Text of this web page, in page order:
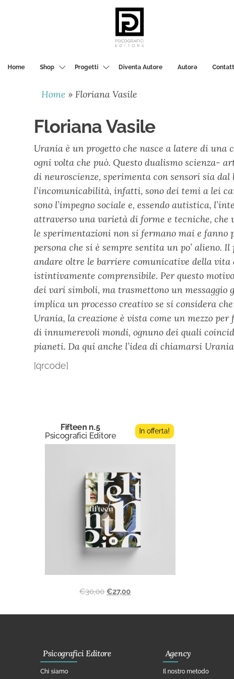
Home Shop Progetti Diventa Autore Autorә
Home »Floriana Vasile
Floriana Vasile
Urania è un progetto che nasce a latere di una
ogni volta che può. Questo dualismo scienza-
di neuroscienze, sperimenta con sensori sia
l’incomunicabilità, infatti, sono dei temi a lei
sono l’impegno sociale e, essendo autistica,
attraverso una varietà di forme e tecniche,
le sperimentazioni non si fermano mai e fanno
persona che si è sempre sentita un po’ alieno.
andare oltre le barriere comunicative della
istintivamente comprensibile. Per questo
dei vari simboli, ma trasmettono un messaggio
implica un processo creativo se si considera
Urania, la creazione è vista come un mezzo
di innumerevoli mondi, ognuno dei quali
pianeti. Da qui anche l’idea di chiamarsi
[qrcode]
Fifteen n.5
Psicografici Editore
In offerta!
€30,00 €27,00
Psicografici Editore
Chi siamo
Agency
Il nostro metodo